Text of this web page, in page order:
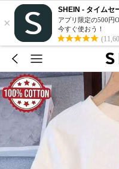
×
SHEIN - タイムセ
アプリ限定の500円
今すぐ使おう！